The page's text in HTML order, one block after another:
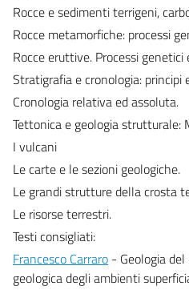
Rocce e sedimenti terrigeni,
Rocce metamorfiche: processi
Rocce eruttive. Processi genetici
Stratigrafia e cronologia: principi
Cronologia relativa ed assoluta.
Tettonica e geologia strutturale:
I vulcani
Le carte e le sezioni geologiche.
Le grandi strutture della crosta
Le risorse terrestri.
Testi consigliati:
Francesco Carraro - Geologia
geologica degli ambienti